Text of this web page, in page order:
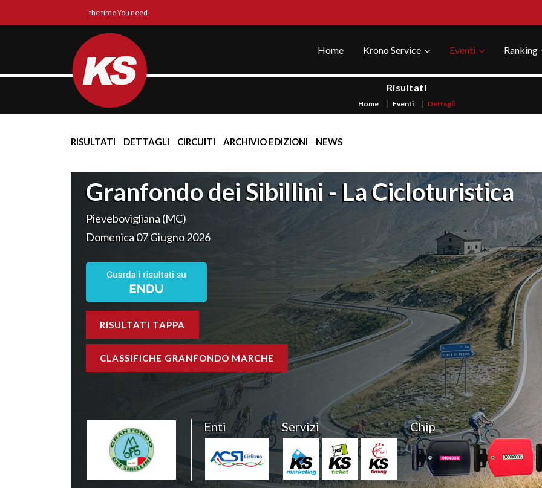
the time You need
Home Krono Service Eventi Ranking
Risultati
Home Eventi Dettagli
RISULTATI DETTAGLI CIRCUITI ARCHIVIO EDIZIONI NEWS
Granfondo dei Sibillini - La Cicloturistica
Pievebovigliana (MC)
Domenica 07 Giugno 2026
RISULTATI TAPPA
CLASSIFICHE GRANFONDO MARCHE
Enti Servizi Chip